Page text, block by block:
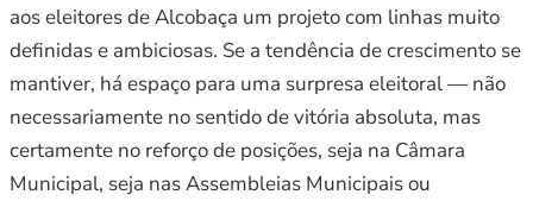
aos eleitores de Alcobaça um projeto com linhas muito
definidas e ambiciosas. Se a tendência de crescimento se
mantiver, há espaço para uma surpresa eleitoral — não
necessariamente no sentido de vitória absoluta, mas
certamente no reforço de posições, seja na Câmara
Municipal, seja nas Assembleias Municipais ou